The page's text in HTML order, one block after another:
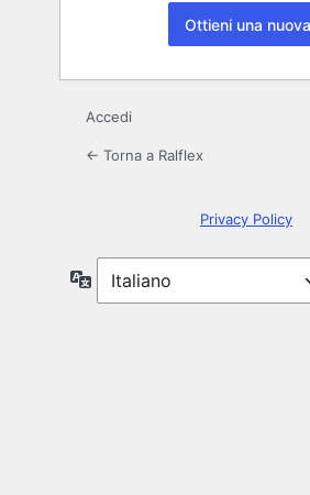
Accedi
← Torna a Ralflex
Privacy Policy
Lingua